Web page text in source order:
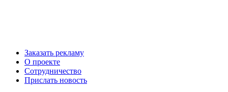
Заказать рекламу
О проекте
Сотрудничество
Прислать новость